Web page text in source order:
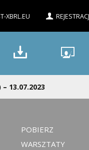
XBRL.EU
13.07.2023
POBIERZ
WARSZTATY